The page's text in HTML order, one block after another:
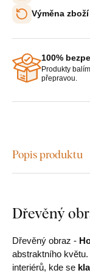
Výměna
100%
Produkty
přepravou.
Popis produktu
Dřevěný
Dřevěný obraz -
abstraktního
interiérů, kde se